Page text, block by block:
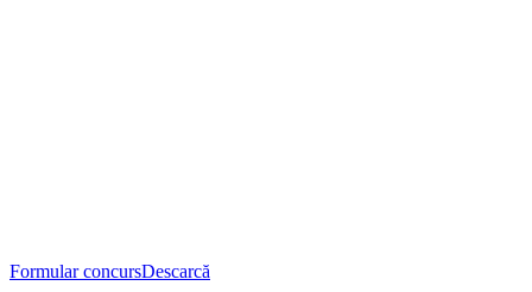
Formular concursDescarcă